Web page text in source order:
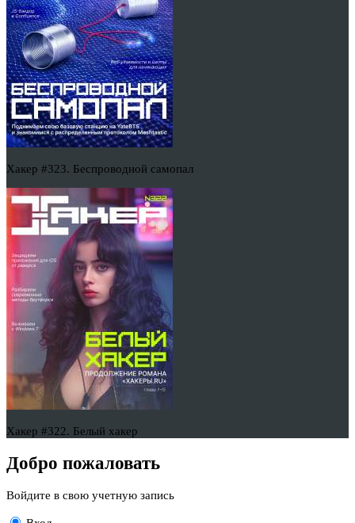
Хакер #323. Беспроводной самопал
Хакер #322. Белый хакер
Добро пожаловать
Войдите в свою учетную запись